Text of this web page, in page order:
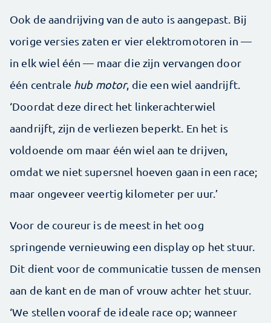
Ook de aandrijving van de auto is aangepast. Bij
vorige versies zaten er vier elektromotoren in —
in elk wiel één — maar die zijn vervangen door
één centrale hub motor, die een wiel aandrijft.
‘Doordat deze direct het linkerachterwiel
aandrijft, zijn de verliezen beperkt. En het is
voldoende om maar één wiel aan te drijven,
omdat we niet supersnel hoeven gaan in een race;
maar ongeveer veertig kilometer per uur.’
Voor de coureur is de meest in het oog
springende vernieuwing een display op het stuur.
Dit dient voor de communicatie tussen de mensen
aan de kant en de man of vrouw achter het stuur.
‘We stellen vooraf de ideale race op; wanneer